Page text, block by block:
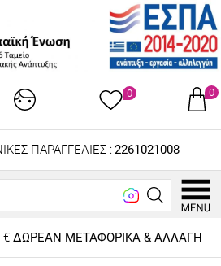
0 0
ΠΑΡΑΓΓΕΛΙΕΣ : 2261021008
€ ΔΩΡΕΑΝ ΜΕΤΑΦΟΡΙΚΑ & ΑΛΛΑΓΗ